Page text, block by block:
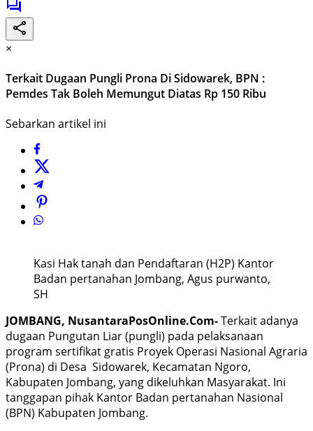
×
Terkait Dugaan Pungli Prona Di Sidowarek, BPN :
Pemdes Tak Boleh Memungut Diatas Rp 150 Ribu
Sebarkan artikel ini
Kasi Hak tanah dan Pendaftaran (H2P) Kantor
Badan pertanahan Jombang, Agus purwanto,
SH
JOMBANG, NusantaraPosOnline.Com-Terkait adanya
dugaan Pungutan Liar (pungli) pada pelaksanaan
program sertifikat gratis Proyek Operasi Nasional Agraria
(Prona) di Desa Sidowarek, Kecamatan Ngoro,
Kabupaten Jombang, yang dikeluhkan Masyarakat. Ini
tanggapan pihak Kantor Badan pertanahan Nasional
(BPN) Kabupaten Jombang.